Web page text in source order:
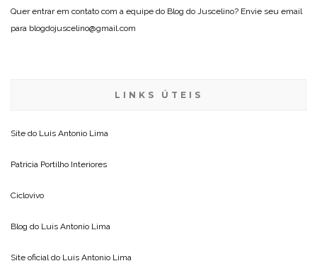
Quer entrar em contato com a equipe do Blog do Juscelino? Envie seu email
para blogdojuscelino@gmail.com
LINKS ÚTEIS
Site do Luis Antonio Lima
Patricia Portilho Interiores
Ciclovivo
Blog do Luis Antonio Lima
Site oficial do Luis Antonio Lima